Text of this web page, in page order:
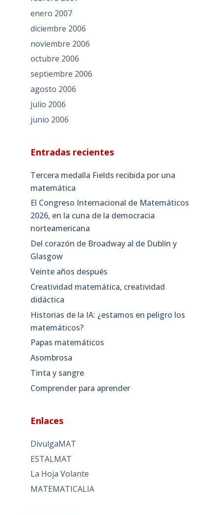
enero 2007
diciembre 2006
noviembre 2006
octubre 2006
septiembre 2006
agosto 2006
julio 2006
junio 2006
Entradas recientes
Tercera medalla Fields recibida por una
matemática
El Congreso Internacional de Matemáticos
2026, en la cuna de la democracia
norteamericana
Del corazón de Broadway al de Dublín y
Glasgow
Veinte años después
Creatividad matemática, creatividad
didáctica
Historias de la IA: ¿estamos en peligro los
matemáticos?
Papas matemáticos
Asombrosa
Tinta y sangre
Comprender para aprender
Enlaces
DivulgaMAT
ESTALMAT
La Hoja Volante
MATEMATICALIA